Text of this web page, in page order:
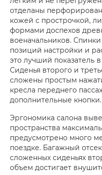
отделаны
кожей с прострочкой,
формами доспехов
военачальников.
позиций настройки и
это лучший показатель
Сиденья второго и
сложены простым
кресла переднего
дополнительные кнопки.
Эргономика салона
пространства
предусмотрено много
поездке. Багажный
сложенных сиденьях
объем достигает